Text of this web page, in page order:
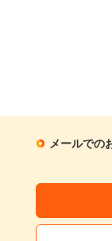
メールでの